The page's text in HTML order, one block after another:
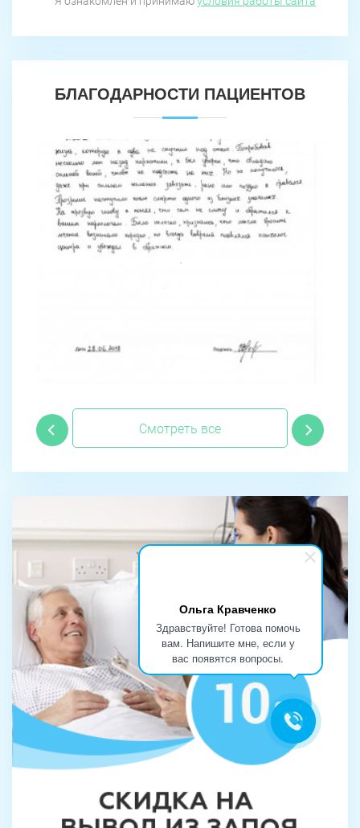
Ольга Кравченко
Здравствуйте! Готова помочь
вам. Напишите мне, если у
вас появятся вопросы.
БЛАГОДАРНОСТИ ПАЦИЕНТОВ
Смотреть все